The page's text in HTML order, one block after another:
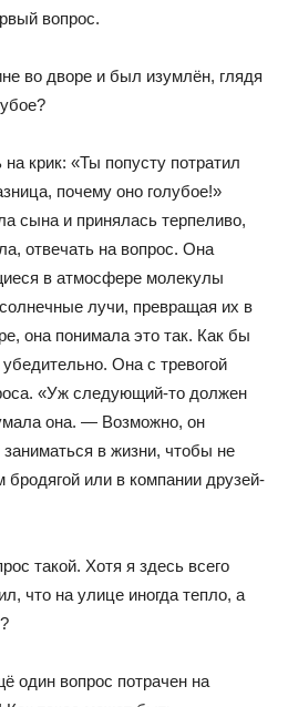
вопрос.
во дворе и был изумлён, глядя
крик: «Ты попусту потратил
почему оно голубое!»
сына и принялась терпеливо,
отвечать на вопрос. Она
в атмосфере молекулы
лучи, превращая их в
она понимала это так. Как бы
Она с тревогой
«Уж следующий-то должен
она. — Возможно, он
в жизни, чтобы не
или в компании друзей-
такой. Хотя я здесь всего
что на улице иногда тепло, а
один вопрос потрачен на